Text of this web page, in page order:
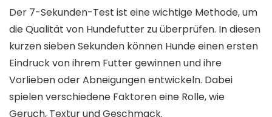
Der 7-Sekunden-Test ist eine wichtige Methode, um
die Qualität von Hundefutter zu überprüfen. In diesen
kurzen sieben Sekunden können Hunde einen ersten
Eindruck von ihrem Futter gewinnen und ihre
Vorlieben oder Abneigungen entwickeln. Dabei
spielen verschiedene Faktoren eine Rolle, wie
Geruch, Textur und Geschmack.